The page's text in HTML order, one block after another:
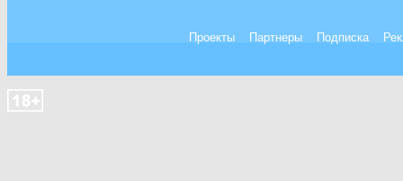
Проекты Партнеры Подписка